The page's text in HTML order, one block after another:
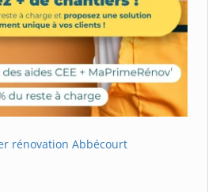
rénovation Abbécourt